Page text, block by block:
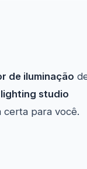
de iluminação
lighting studio
certa para você.